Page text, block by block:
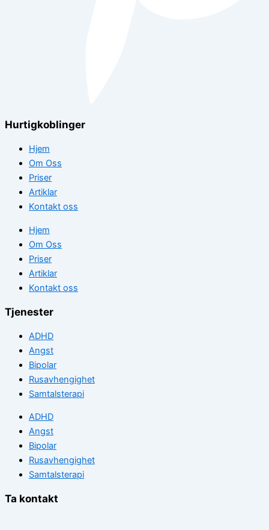
Hurtigkoblinger
Hjem
Om Oss
Priser
Artiklar
Kontakt oss
Hjem
Om Oss
Priser
Artiklar
Kontakt oss
Tjenester
ADHD
Angst
Bipolar
Rusavhengighet
Samtalsterapi
ADHD
Angst
Bipolar
Rusavhengighet
Samtalsterapi
Ta kontakt